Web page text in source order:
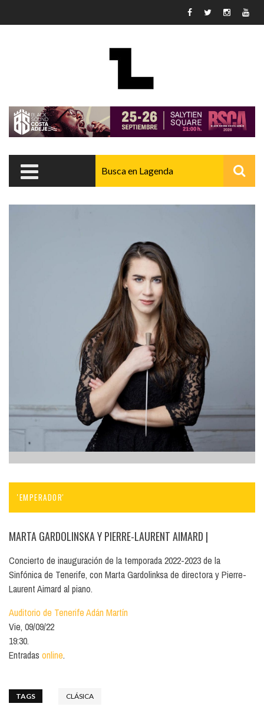
'EMPERADOR'
MARTA GARDOLINSKA Y PIERRE-LAURENT AIMARD |
Concierto de inauguración de la temporada 2022-2023 de la
Sinfónica de Tenerife, con Marta Gardolinksa de directora y Pierre-
Laurent Aimard al piano.
Auditorio de Tenerife Adán Martín
Vie, 09/09/22
19:30.
Entradas online.
TAGS CLÁSICA